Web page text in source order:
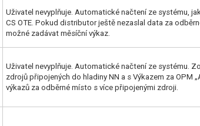
Uživatel nevyplňuje. Automatické načtení ze systému,
CS OTE. Pokud distributor ještě nezaslal data za
možné zadávat měsíční výkaz.
Uživatel nevyplňuje. Automatické načtení ze systému.
zdrojů připojených do hladiny NN a s Výkazem za OPM
výkazů za odběrné místo s více připojenými zdroji.